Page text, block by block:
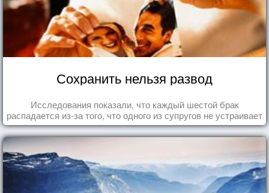
Сохранить нельзя развод
Исследования показали, что каждый шестой брак
распадается из-за того, что одного из супругов не устраивает
та роль, которая выпала ему в семье.